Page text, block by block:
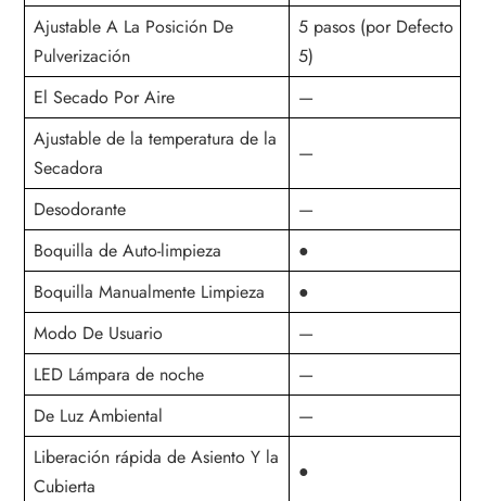
Ajustable A La Posición De
Pulverización
5 pasos (por Defecto
5)
El Secado Por Aire
—
Ajustable de la temperatura de la
Secadora
—
Desodorante
—
Boquilla de Auto-limpieza
●
Boquilla Manualmente Limpieza
●
Modo De Usuario
—
LED Lámpara de noche
—
De Luz Ambiental
—
Liberación rápida de Asiento Y la
Cubierta
●